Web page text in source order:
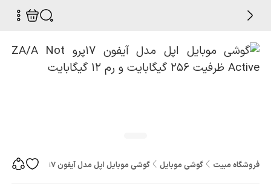
فروشگاه مبیت گوشی موبایل گوشی موبایل اپل مدل آیفون 17پرو ZA/A Not Active ظرفیت 256 گیگابایت و رم 12 گیگابایت